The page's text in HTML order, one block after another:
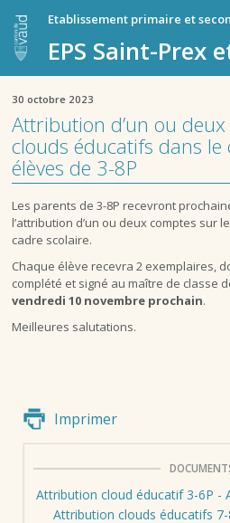
Etablissement primaire et
EPS Saint-Prex
30 octobre 2023
Attribution d’un ou
clouds éducatifs dans
élèves de 3-8P
Les parents de 3-8P recevront
l’attribution d’un ou deux comptes sur
cadre scolaire.
Chaque élève recevra 2 exemplaires,
complété et signé au maître de classe
vendredi 10 novembre prochain.
Meilleures salutations.
Imprimer
Attribution cloud éducatif 3-6P -
Attribution clouds éducatifs